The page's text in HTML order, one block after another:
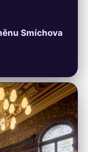
Smíchova